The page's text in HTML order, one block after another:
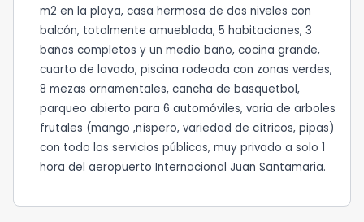
m2 en la playa, casa hermosa de dos niveles con
balcón, totalmente amueblada, 5 habitaciones, 3
baños completos y un medio baño, cocina grande,
cuarto de lavado, piscina rodeada con zonas verdes,
8 mezas ornamentales, cancha de basquetbol,
parqueo abierto para 6 automóviles, varia de arboles
frutales (mango ,níspero, variedad de cítricos, pipas)
con todo los servicios públicos, muy privado a solo 1
hora del aeropuerto Internacional Juan Santamaria.